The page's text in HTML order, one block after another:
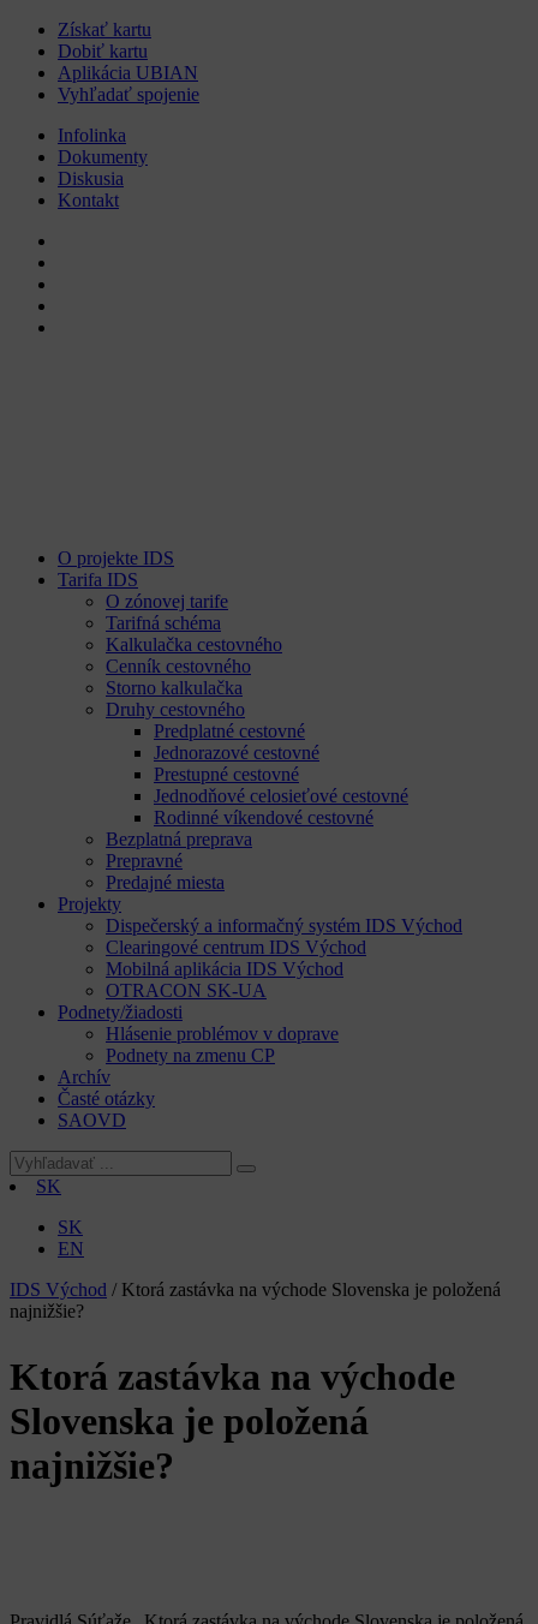
Získať kartu
Dobiť kartu
Aplikácia UBIAN
Vyhľadať spojenie
Infolinka
Dokumenty
Diskusia
Kontakt
O projekte IDS
Tarifa IDS
O zónovej tarife
Tarifná schéma
Kalkulačka cestovného
Cenník cestovného
Storno kalkulačka
Druhy cestovného
Predplatné cestovné
Jednorazové cestovné
Prestupné cestovné
Jednodňové celosieťové cestovné
Rodinné víkendové cestovné
Bezplatná preprava
Prepravné
Predajné miesta
Projekty
Dispečerský a informačný systém IDS Východ
Clearingové centrum IDS Východ
Mobilná aplikácia IDS Východ
OTRACON SK-UA
Podnety/žiadosti
Hlásenie problémov v doprave
Podnety na zmenu CP
Archív
Časté otázky
SAOVD
SK
SK
EN
IDS Východ / Ktorá zastávka na východe Slovenska je položená
najnižšie?
Ktorá zastávka na východe
Slovenska je položená
najnižšie?